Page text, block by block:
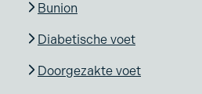
Bunion
Diabetische voet
Doorgezakte voet